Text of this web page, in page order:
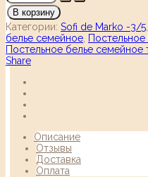
В корзину
Категории: Sofi de Marko -3/5
белье семейное
Постельное белье семейное
Share
Описание
Отзывы
Доставка
Оплата